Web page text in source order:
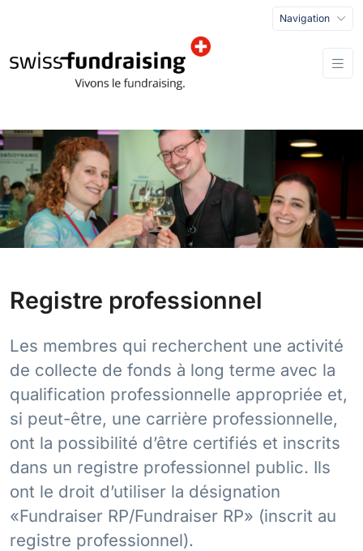
Navigation
Registre professionnel
Les membres qui recherchent une activité
de collecte de fonds à long terme avec la
qualification professionnelle appropriée et,
si peut-être, une carrière professionnelle,
ont la possibilité d’être certifiés et inscrits
dans un registre professionnel public. Ils
ont le droit d’utiliser la désignation
«Fundraiser RP/Fundraiser RP» (inscrit au
registre professionnel).